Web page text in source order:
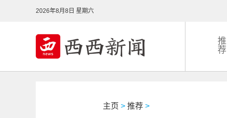
2026年8月8日 星期六
推
荐
主页 > 推荐 >